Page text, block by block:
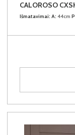
CALOROSO
Išmatavimai: A: 44cm